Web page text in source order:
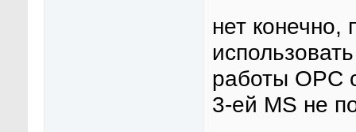
нет конечно,
работы OPC
3-ей MS не